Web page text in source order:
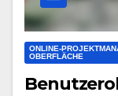
ONLINE-
OBERFLÄCHE